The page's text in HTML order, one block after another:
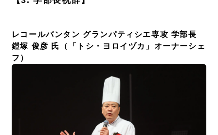
レコールバンタン グランパティシエ専攻 学部長
鎧塚 俊彦 氏（「トシ・ヨロイヅカ」オーナーシェ
フ）